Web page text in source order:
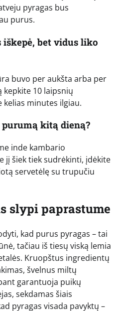
pyragas bus
purus.
bet vidus liko
buvo per aukšta arba per
10 laipsnių
minutes ilgiau.
kitą dieną?
inde kambario
jį šiek tiek sudrėkinti, įdėkite
servetėlę su trupučiu
slypi paprastume
kad purus pyragas – tai
tačiau iš tiesų viską lemia
Kruopštus ingredientų
švelnus miltų
garantuoja puikų
sekdamas šiais
pyragas visada pavyktų –